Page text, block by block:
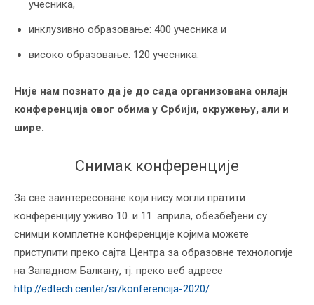
учесника,
инклузивно образовање: 400 учесника и
високо образовање: 120 учесника.
Није нам познато да је до сада организована онлајн
конференција овог обима у Србији, окружењу, али и
шире.
Снимак конференције
За све заинтересоване који нису могли пратити
конференцију уживо 10. и 11. априла, обезбеђени су
снимци комплетне конференције којима можете
приступити преко сајта Центра за образовне технологије
на Западном Балкану, тј. преко веб адресе
http://edtech.center/sr/konferencija-2020/